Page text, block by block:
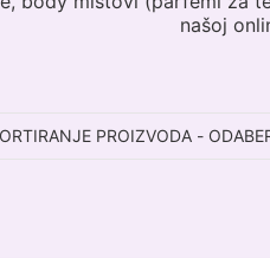
našoj
PROIZVODA -